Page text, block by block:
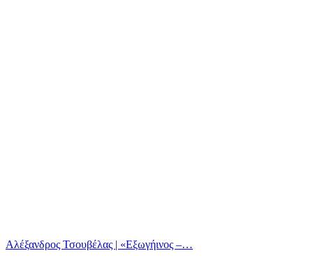
Αλέξανδρος Τσουβέλας | «Εξωγήινος –…